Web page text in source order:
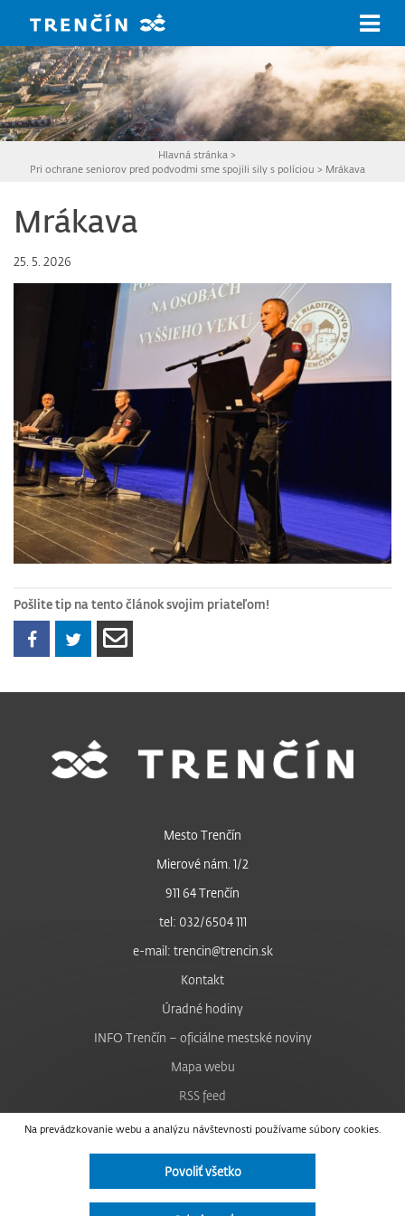
Hlavná stránka >
Pri ochrane seniorov pred podvodmi sme spojili sily s políciou > Mrákava
Mrákava
25. 5. 2026
Pošlite tip na tento článok svojim priateľom!
Na prevádzkovanie webu a analýzu návštevnosti používame súbory cookies.
Povoliť všetko
Mesto Trenčín
Mierové nám. 1/2
911 64 Trenčín
tel: 032/6504 111
e-mail: trencin@trencin.sk
Kontakt
Úradné hodiny
INFO Trenčín – oficiálne mestské noviny
Mapa webu
RSS feed
Nastavenie cookies
Facebook
Instagram